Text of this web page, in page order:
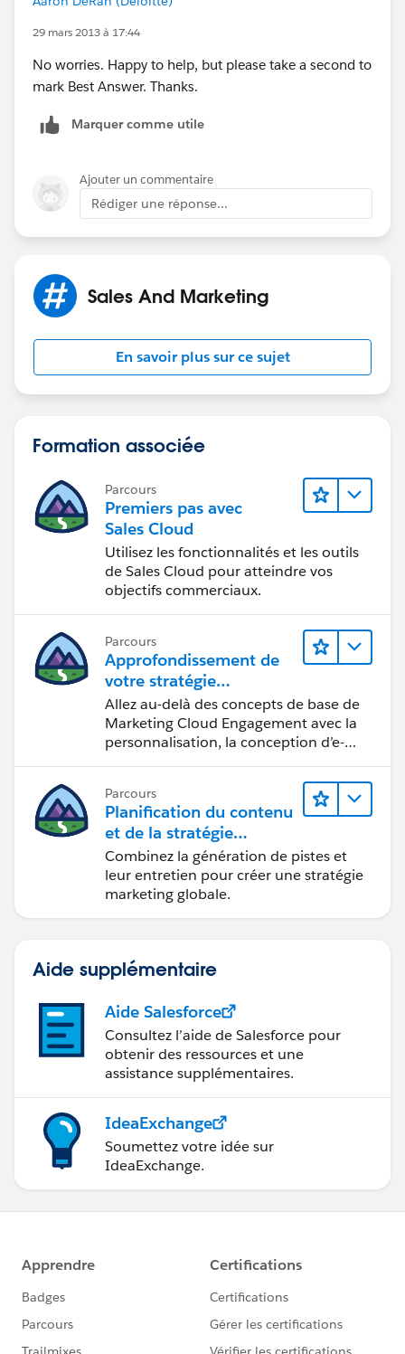
29 mars 2013 à 17:44
No worries. Happy to help, but please take a second to
mark Best Answer. Thanks.
Marquer comme utile
Ajouter un commentaire
Rédiger une réponse...
Sales And Marketing
En savoir plus sur ce sujet
Formation associée
Parcours
Premiers pas avec
Sales Cloud
Utilisez les fonctionnalités et les outils
de Sales Cloud pour atteindre vos
objectifs commerciaux.
Parcours
Approfondissement de
votre stratégie
marketing
Allez au-delà des concepts de base de
Marketing Cloud Engagement avec la
personnalisation, la conception d’e-
Parcours
Planification du contenu
et de la stratégie
marketing avec
Marketing Cloud
Account Engagement
Combinez la génération de pistes et
leur entretien pour créer une stratégie
marketing globale.
Aide supplémentaire
Aide Salesforce
Consultez l’aide de Salesforce pour
obtenir des ressources et une
assistance supplémentaires.
IdeaExchange
Soumettez votre idée sur
IdeaExchange.